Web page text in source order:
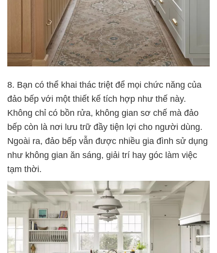
8. Bạn có thể khai thác triệt để mọi chức năng của
đảo bếp với một thiết kế tích hợp như thế này.
Không chỉ có bồn rửa, không gian sơ chế mà đảo
bếp còn là nơi lưu trữ đầy tiện lợi cho người dùng.
Ngoài ra, đảo bếp vẫn được nhiều gia đình sử dụng
như không gian ăn sáng, giải trí hay góc làm việc
tạm thời.